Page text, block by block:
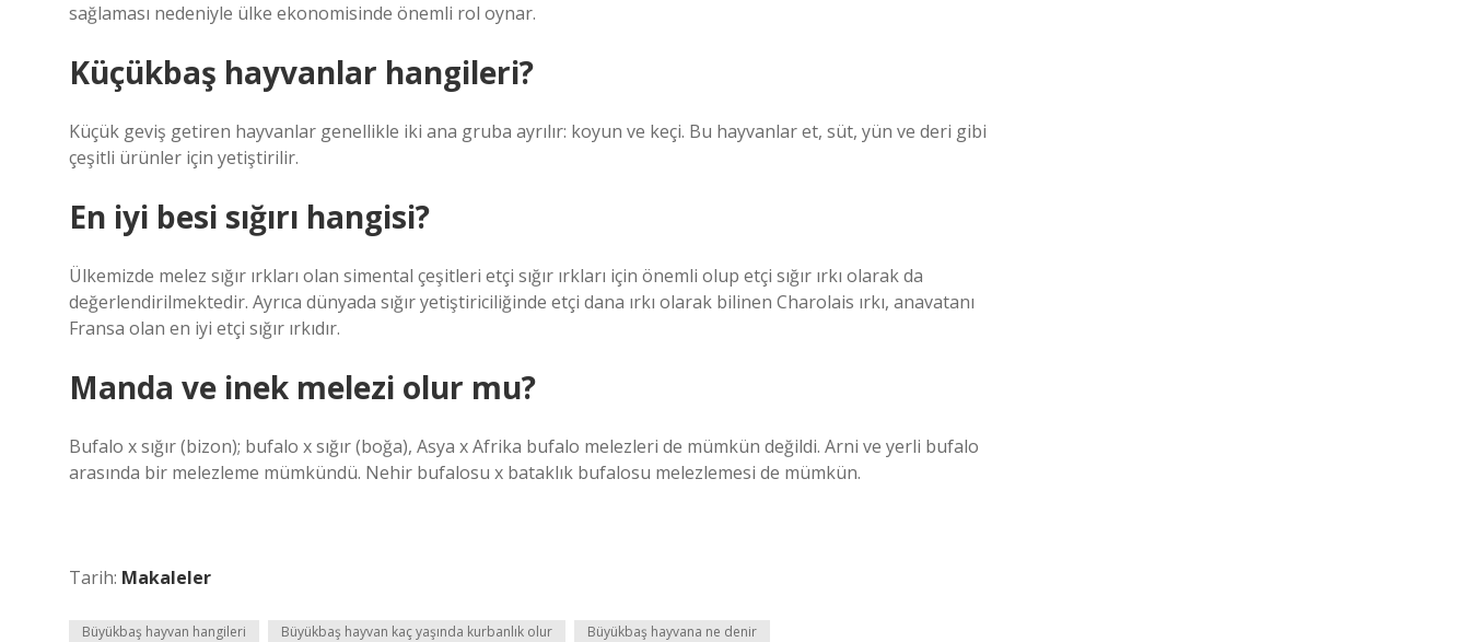
sağlaması nedeniyle ülke ekonomisinde önemli rol oynar.
Küçükbaş hayvanlar hangileri?
Küçük geviş getiren hayvanlar genellikle iki ana gruba ayrılır: koyun ve keçi. Bu hayvanlar et, süt, yün ve deri gibi
çeşitli ürünler için yetiştirilir.
En iyi besi sığırı hangisi?
Ülkemizde melez sığır ırkları olan simental çeşitleri etçi sığır ırkları için önemli olup etçi sığır ırkı olarak da
değerlendirilmektedir. Ayrıca dünyada sığır yetiştiriciliğinde etçi dana ırkı olarak bilinen Charolais ırkı, anavatanı
Fransa olan en iyi etçi sığır ırkıdır.
Manda ve inek melezi olur mu?
Bufalo x sığır (bizon); bufalo x sığır (boğa), Asya x Afrika bufalo melezleri de mümkün değildi. Arni ve yerli bufalo
arasında bir melezleme mümkündü. Nehir bufalosu x bataklık bufalosu melezlemesi de mümkün.
Tarih: Makaleler
Büyükbaş hayvan hangileri Büyükbaş hayvan kaç yaşında kurbanlık olur Büyükbaş hayvana ne denir